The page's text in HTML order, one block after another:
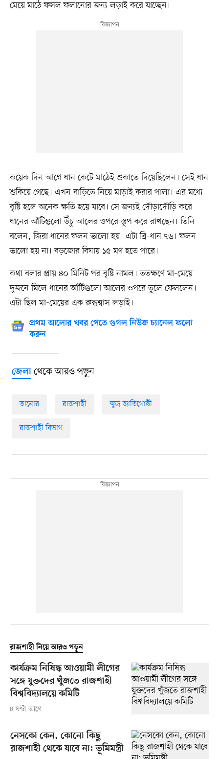
মেয়ে মাঠে ফসল ফলানোর জন্য লড়াই করে যাচ্ছেন।
কয়েক দিন আগে ধান কেটে মাঠেই শুকাতে দিয়েছিলেন। সেই ধান
শুকিয়ে গেছে। এখন বাড়িতে নিয়ে মাড়াই করার পালা। এর মধ্যে
বৃষ্টি হলে অনেক ক্ষতি হয়ে যাবে। সে জন্যই দৌড়াদৌড়ি করে
ধানের আঁটিগুলো উঁচু আলের ওপরে স্তূপ করে রাখছেন। তিনি
বলেন, জিরা ধানের ফলন ভালো হয়। এটা ব্রি-ধান ৭৬। ফলন
ভালো হয় না। বড়জোর বিঘায় ১৫ মণ হতে পারে।
কথা বলার প্রায় ৪০ মিনিট পর বৃষ্টি নামল। ততক্ষণে মা-মেয়ে
দুজনে মিলে ধানের আঁটিগুলো আলের ওপরে তুলে ফেললেন।
এটা ছিল মা-মেয়ের এক রুদ্ধশ্বাস লড়াই।
প্রথম আলোর খবর পেতে গুগল নিউজ চ্যানেল ফলো
করুন
জেলাথেকে আরও পড়ুন
তানোর রাজশাহী ক্ষুদ্র জাতিগোষ্ঠী
রাজশাহী বিভাগ
রাজশাহী নিয়ে আরও পড়ুন
কার্যক্রম নিষিদ্ধ আওয়ামী লীগের
সঙ্গে যুক্তদের খুঁজতে রাজশাহী
বিশ্ববিদ্যালয়ে কমিটি
৪ ঘণ্টা আগে
নেসকো কেন, কোনো কিছু
রাজশাহী থেকে যাবে না: ভূমিমন্ত্রী